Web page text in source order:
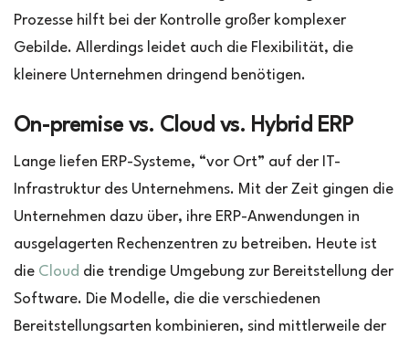
Prozesse hilft bei der Kontrolle großer komplexer
Gebilde. Allerdings leidet auch die Flexibilität, die
kleinere Unternehmen dringend benötigen.
On-premise vs. Cloud vs. Hybrid ERP
Lange liefen ERP-Systeme, “vor Ort” auf der IT-
Infrastruktur des Unternehmens. Mit der Zeit gingen die
Unternehmen dazu über, ihre ERP-Anwendungen in
ausgelagerten Rechenzentren zu betreiben. Heute ist
die Cloud die trendige Umgebung zur Bereitstellung der
Software. Die Modelle, die die verschiedenen
Bereitstellungsarten kombinieren, sind mittlerweile der